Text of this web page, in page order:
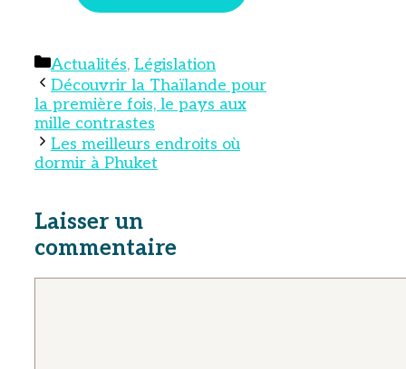
Catégories
Actualités, Législation
Découvrir la Thaïlande pour
la première fois, le pays aux
mille contrastes
Les meilleurs endroits où
dormir à Phuket
Laisser un
commentaire